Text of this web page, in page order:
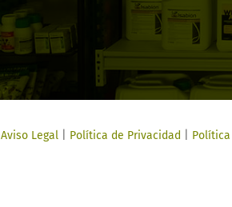
Aviso Legal Política de Privacidad